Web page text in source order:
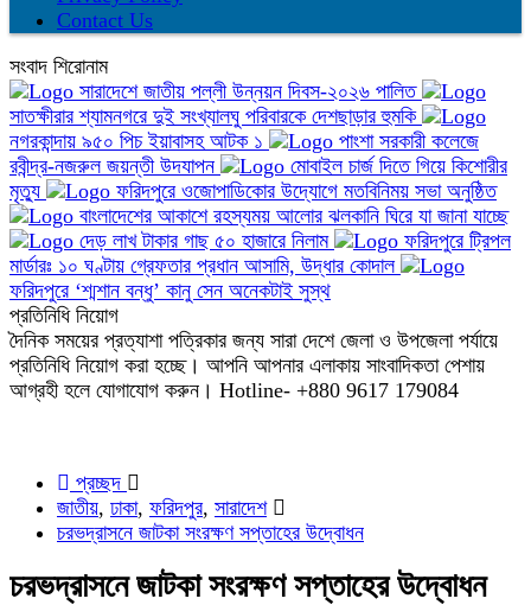
Contact Us
সংবাদ শিরোনাম
সারাদেশে জাতীয় পল্লী উন্নয়ন দিবস-২০২৬ পালিত
সাতক্ষীরার শ্যামনগরে দুই সংখ্যালঘু পরিবারকে দেশছাড়ার হুমকি
নগরকান্দায় ৯৫০ পিচ ইয়াবাসহ আটক ১
পাংশা সরকারী কলেজে
রবীন্দ্র-নজরুল জয়ন্তী উদযাপন
মোবাইল চার্জ দিতে গিয়ে কিশোরীর
মৃত্যু
ফরিদপুরে ওজোপাডিকোর উদ্যোগে মতবিনিময় সভা অনুষ্ঠিত
বাংলাদেশের আকাশে রহস্যময় আলোর ঝলকানি ঘিরে যা জানা যাচ্ছে
দেড় লাখ টাকার গাছ ৫০ হাজারে নিলাম
ফরিদপুরে ট্রিপল
মার্ডারঃ ১০ ঘণ্টায় গ্রেফতার প্রধান আসামি, উদ্ধার কোদাল
ফরিদপুরে ‘শ্মশান বন্ধু’ কানু সেন অনেকটাই সুস্থ
প্রতিনিধি নিয়োগ
দৈনিক সময়ের প্রত্যাশা পত্রিকার জন্য সারা দেশে জেলা ও উপজেলা পর্যায়ে
প্রতিনিধি নিয়োগ করা হচ্ছে। আপনি আপনার এলাকায় সাংবাদিকতা পেশায়
আগ্রহী হলে যোগাযোগ করুন। Hotline- +880 9617 179084
প্রচ্ছদ
জাতীয়, ঢাকা, ফরিদপুর, সারাদেশ
চরভদ্রাসনে জাটকা সংরক্ষণ সপ্তাহের উদ্বোধন
চরভদ্রাসনে জাটকা সংরক্ষণ সপ্তাহের উদ্বোধন